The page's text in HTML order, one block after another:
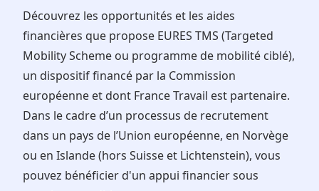
Découvrez les opportunités et les aides
financières que propose EURES TMS (Targeted
Mobility Scheme ou programme de mobilité ciblé),
un dispositif financé par la Commission
européenne et dont France Travail est partenaire.
Dans le cadre d’un processus de recrutement
dans un pays de l’Union européenne, en Norvège
ou en Islande (hors Suisse et Lichtenstein), vous
pouvez bénéficier d'un appui financier sous